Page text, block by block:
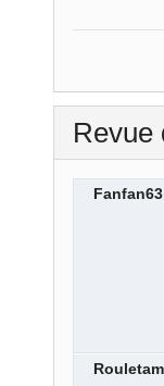
Revue
Fanfan63